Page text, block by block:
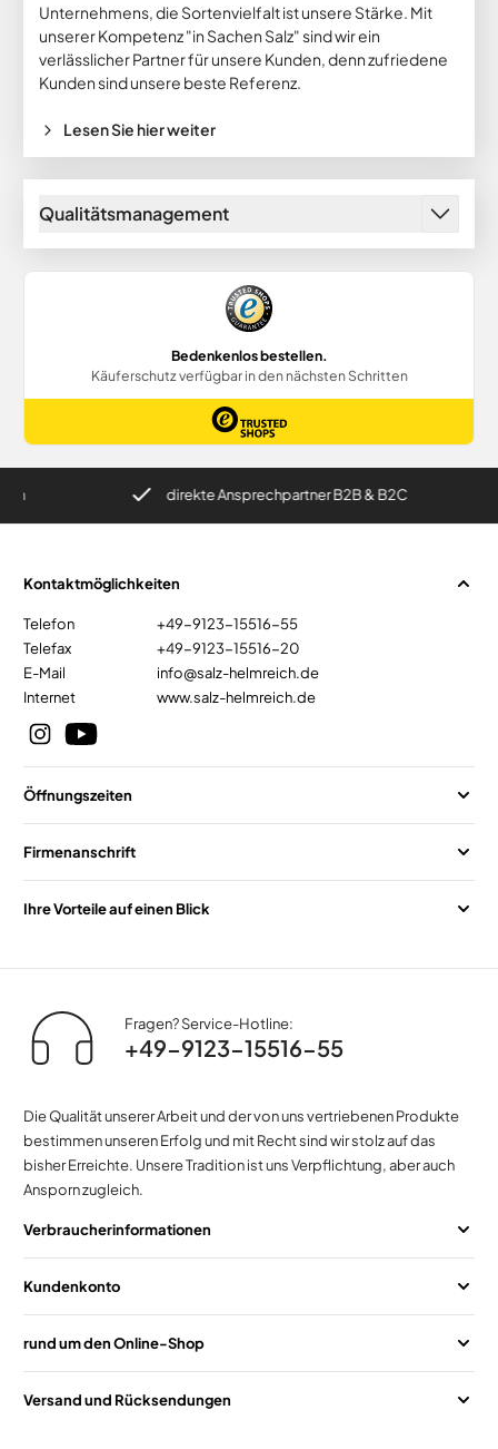
Unternehmens, die Sortenvielfalt ist unsere Stärke. Mit
unserer Kompetenz "in Sachen Salz" sind wir ein
verlässlicher Partner für unsere Kunden, denn zufriedene
Kunden sind unsere beste Referenz.
Lesen Sie hier weiter
Qualitätsmanagement
direkte Ansprechpartner B2B & B2C
Kontaktmöglichkeiten
Telefon
+49-9123-15516-55
Telefax
+49-9123-15516-20
E-Mail
info@salz-helmreich.de
Internet
www.salz-helmreich.de
Öffnungszeiten
Firmenanschrift
Ihre Vorteile auf einen Blick
Fragen? Service-Hotline:
+49-9123-15516-55
Die Qualität unserer Arbeit und der von uns vertriebenen Produkte
bestimmen unseren Erfolg und mit Recht sind wir stolz auf das
bisher Erreichte. Unsere Tradition ist uns Verpflichtung, aber auch
Ansporn zugleich.
Verbraucherinformationen
Kundenkonto
rund um den Online-Shop
Versand und Rücksendungen